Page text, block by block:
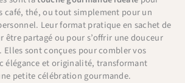
café, thé, ou tout simplement pour un
Leur format pratique en sachet de
être partagé ou pour s’offrir une douceur
sont conçues pour combler vos
élégance et originalité, transformant
petite célébration gourmande.